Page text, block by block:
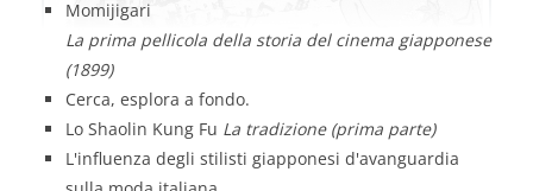
Momijigari
La prima pellicola della storia del cinema giapponese
(1899)
Cerca, esplora a fondo.
Lo Shaolin Kung Fu La tradizione (prima parte)
L'influenza degli stilisti giapponesi d'avanguardia